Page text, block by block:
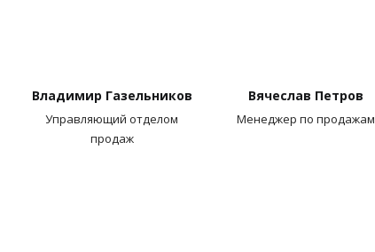
Владимир Газельников
Управляющий отделом
продаж
Вячеслав Петров
Менеджер по продажам